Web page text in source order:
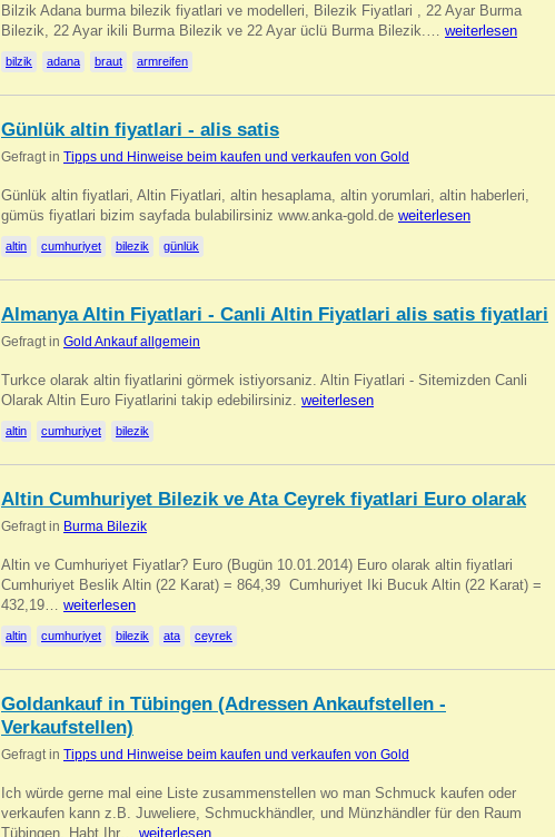
Bilzik Adana burma bilezik fiyatlari ve modelleri, Bilezik Fiyatlari , 22 Ayar Burma
Bilezik, 22 Ayar ikili Burma Bilezik ve 22 Ayar üclü Burma Bilezik.… weiterlesen
bilzik adana braut armreifen
Günlük altin fiyatlari - alis satis
Gefragt in Tipps und Hinweise beim kaufen und verkaufen von Gold
Günlük altin fiyatlari, Altin Fiyatlari, altin hesaplama, altin yorumlari, altin haberleri,
gümüs fiyatlari bizim sayfada bulabilirsiniz www.anka-gold.de weiterlesen
altin cumhuriyet bilezik günlük
Almanya Altin Fiyatlari - Canli Altin Fiyatlari alis satis fiyatlari
Gefragt in Gold Ankauf allgemein
Turkce olarak altin fiyatlarini görmek istiyorsaniz. Altin Fiyatlari - Sitemizden Canli
Olarak Altin Euro Fiyatlarini takip edebilirsiniz. weiterlesen
altin cumhuriyet bilezik
Altin Cumhuriyet Bilezik ve Ata Ceyrek fiyatlari Euro olarak
Gefragt in Burma Bilezik
Altin ve Cumhuriyet Fiyatlar? Euro (Bugün 10.01.2014) Euro olarak altin fiyatlari
Cumhuriyet Beslik Altin (22 Karat) = 864,39  Cumhuriyet Iki Bucuk Altin (22 Karat) =
432,19… weiterlesen
altin cumhuriyet bilezik ata ceyrek
Goldankauf in Tübingen (Adressen Ankaufstellen -
Verkaufstellen)
Gefragt in Tipps und Hinweise beim kaufen und verkaufen von Gold
Ich würde gerne mal eine Liste zusammenstellen wo man Schmuck kaufen oder
verkaufen kann z.B. Juweliere, Schmuckhändler, und Münzhändler für den Raum
Tübingen. Habt Ihr… weiterlesen